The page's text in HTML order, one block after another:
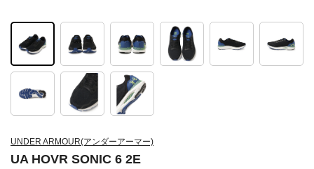
UNDER ARMOUR(アンダーアーマー)
UA HOVR SONIC 6 2E